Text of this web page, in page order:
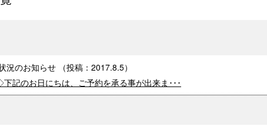
況のお知らせ （投稿： 2017.8.5）
のお日にちは、ご予約を承る事が出来ま･･･